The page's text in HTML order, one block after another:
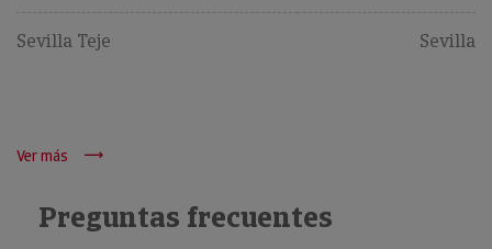
Sevilla Teje Sevilla
Ver más
Preguntas frecuentes